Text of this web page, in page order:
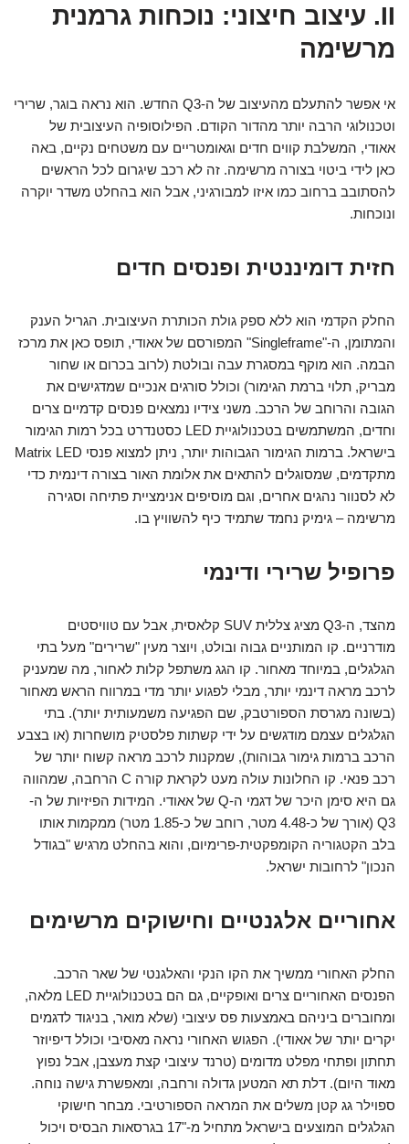
II. עיצוב חיצוני: נוכחות גרמנית
מרשימה
אי אפשר להתעלם מהעיצוב של ה-Q3 החדש. הוא נראה בוגר, שרירי
וטכנולוגי הרבה יותר מהדור הקודם. הפילוסופיה העיצובית של
אאודי, המשלבת קווים חדים וגאומטריים עם משטחים נקיים, באה
כאן לידי ביטוי בצורה מרשימה. זה לא רכב שיגרום לכל הראשים
להסתובב ברחוב כמו איזו למבורגיני, אבל הוא בהחלט משדר יוקרה
ונוכחות.
חזית דומיננטית ופנסים חדים
החלק הקדמי הוא ללא ספק גולת הכותרת העיצובית. הגריל הענק
והמתומן, ה-"Singleframe" המפורסם של אאודי, תופס כאן את מרכז
הבמה. הוא מוקף במסגרת עבה ובולטת (לרוב בכרום או שחור
מבריק, תלוי ברמת הגימור) וכולל סורגים אנכיים שמדגישים את
הגובה והרוחב של הרכב. משני צידיו נמצאים פנסים קדמיים צרים
וחדים, המשתמשים בטכנולוגיית LED כסטנדרט בכל רמות הגימור
בישראל. ברמות הגימור הגבוהות יותר, ניתן למצוא פנסי Matrix LED
מתקדמים, שמסוגלים להתאים את אלומת האור בצורה דינמית כדי
לא לסנוור נהגים אחרים, וגם מוסיפים אנימציית פתיחה וסגירה
מרשימה – גימיק נחמד שתמיד כיף להשוויץ בו.
פרופיל שרירי ודינמי
מהצד, ה-Q3 מציג צללית SUV קלאסית, אבל עם טוויסטים
מודרניים. קו המותניים גבוה ובולט, ויוצר מעין "שרירים" מעל בתי
הגלגלים, במיוחד מאחור. קו הגג משתפל קלות לאחור, מה שמעניק
לרכב מראה דינמי יותר, מבלי לפגוע יותר מדי במרווח הראש מאחור
(בשונה מגרסת הספורטבק, שם הפגיעה משמעותית יותר). בתי
הגלגלים עצמם מודגשים על ידי קשתות פלסטיק מושחרות (או בצבע
הרכב ברמות גימור גבוהות), שמקנות לרכב מראה קשוח יותר של
רכב פנאי. קו החלונות עולה מעט לקראת קורה C הרחבה, שמהווה
גם היא סימן היכר של דגמי ה-Q של אאודי. המידות הפיזיות של ה-
Q3 (אורך של כ-4.48 מטר, רוחב של כ-1.85 מטר) ממקמות אותו
בלב הקטגוריה הקומפקטית-פרימיום, והוא בהחלט מרגיש "בגודל
הנכון" לרחובות ישראל.
אחוריים אלגנטיים וחישוקים מרשימים
החלק האחורי ממשיך את הקו הנקי והאלגנטי של שאר הרכב.
הפנסים האחוריים צרים ואופקיים, גם הם בטכנולוגיית LED מלאה,
ומחוברים ביניהם באמצעות פס עיצובי (שלא מואר, בניגוד לדגמים
יקרים יותר של אאודי). הפגוש האחורי נראה מאסיבי וכולל דיפיוזר
תחתון ופתחי מפלט מדומים (טרנד עיצובי קצת מעצבן, אבל נפוץ
מאוד היום). דלת תא המטען גדולה ורחבה, ומאפשרת גישה נוחה.
ספוילר גג קטן משלים את המראה הספורטיבי. מבחר חישוקי
הגלגלים המוצעים בישראל מתחיל מ-"17 בגרסאות הבסיס ויכול